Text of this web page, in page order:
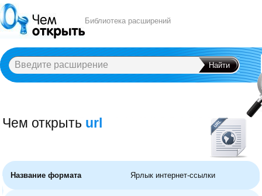
Библиотека расширений
A B C E G H U V W X
Чем открыть url
Название формата Ярлык интернет-ссылки